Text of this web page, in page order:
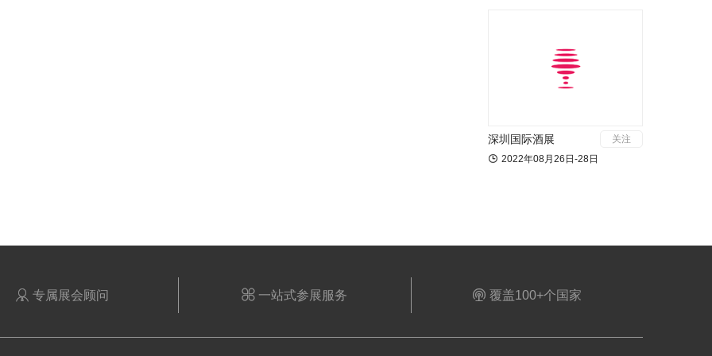
深圳国际酒展 关注
 2022年08月26日-28日
 专属展会顾问  一站式参展服务  覆盖100+个国家